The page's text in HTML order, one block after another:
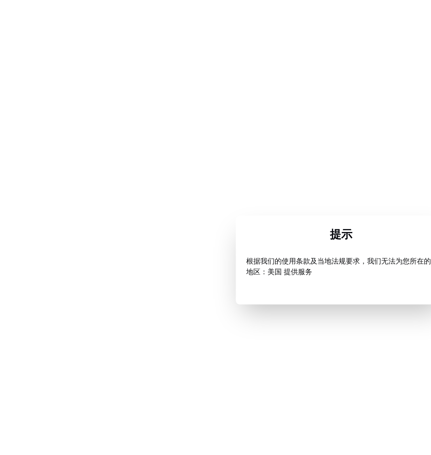
提示
根据我们的使用条款及当地法规要求，我们无法为您所在的
地区：美国 提供服务